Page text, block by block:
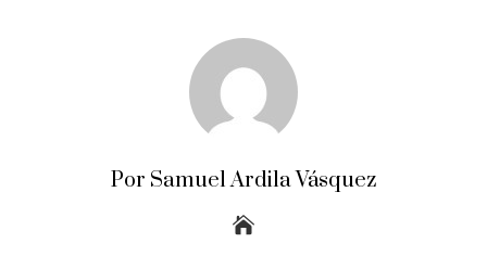
Por Samuel Ardila Vásquez